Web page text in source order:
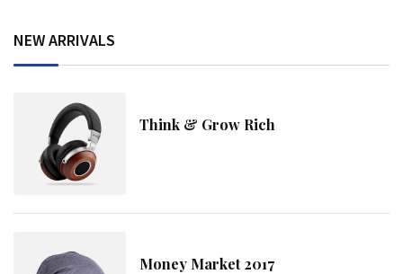
NEW ARRIVALS
Think & Grow Rich
Money Market 2017